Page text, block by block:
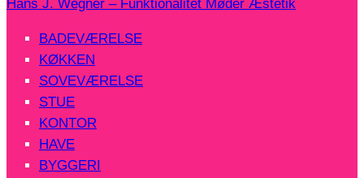
Hans J. Wegner – Funktionalitet Møder Æstetik
BADEVÆRELSE
KØKKEN
SOVEVÆRELSE
STUE
KONTOR
HAVE
BYGGERI